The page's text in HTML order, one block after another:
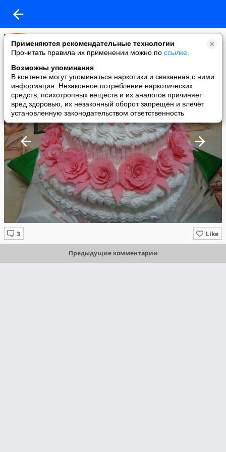
Применяются рекомендательные технологии
Прочитать правила их применении можно по ссылке
Возможны упоминания
В контенте могут упоминаться наркотики и связанная с ними
информация. Незаконное потребление наркотических
средств, психотропных веществ и их аналогов причиняет
вред здоровью, их незаконный оборот запрещён и влечёт
установленную законодательством ответственность
Пальчики оближешь
added a photo
26 Nov в 20:40
Like
Предыдущие комментарии